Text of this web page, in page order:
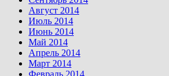
Август 2014
Июль 2014
Июнь 2014
Май 2014
Апрель 2014
Март 2014